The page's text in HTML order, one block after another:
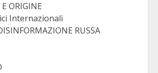
ORIGINE
Internazionali
RUSSA